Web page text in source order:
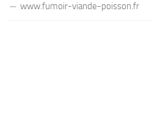
www.fumoir-viande-poisson.fr